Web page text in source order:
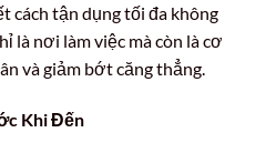
cách tận dụng tối đa không
là nơi làm việc mà còn là cơ
và giảm bớt căng thẳng.
Khi Đến